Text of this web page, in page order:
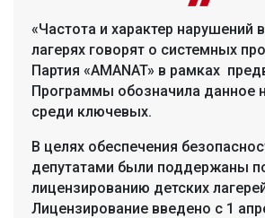
«Частота и характер нарушений
лагерях говорят о системных
Партия «AMANAT» в рамках
Программы обозначила данное
среди ключевых.
В целях обеспечения
депутатами были поддержаны
лицензированию детских
Лицензирование введено с 1